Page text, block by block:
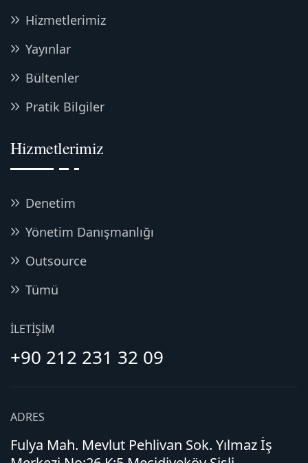
Hizmetlerimiz
Yayınlar
Bültenler
Pratik Bilgiler
Hizmetlerimiz
Denetim
Yönetim Danışmanlığı
Outsource
Tümü
İLETIŞIM
+90 212 231 32 09
ADRES
Fulya Mah. Mevlut Pehlivan Sok. Yılmaz İş